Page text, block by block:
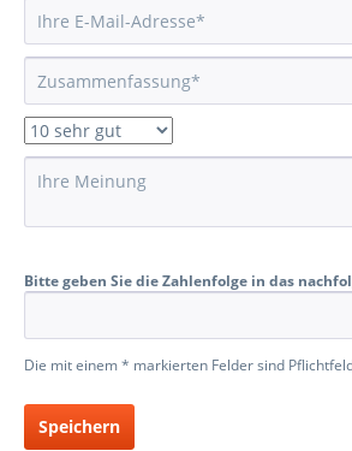
Bitte geben Sie die Zahlenfolge in das
Die mit einem * markierten Felder sind
Speichern